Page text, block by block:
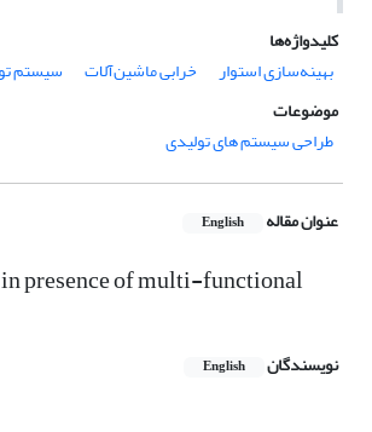
کلیدواژه‌ها
بهینه‌سازی استوار
خرابی ماشین‌آلات سیستم
موضوعات
طراحی سیستم های تولیدی
عنوان مقاله English
presence of multi-functional
نویسندگان English